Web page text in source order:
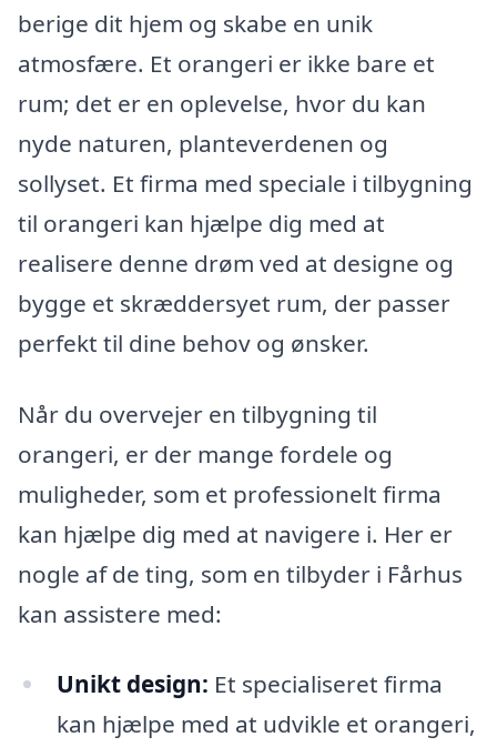
berige dit hjem og skabe en unik
atmosfære. Et orangeri er ikke bare et
rum; det er en oplevelse, hvor du kan
nyde naturen, planteverdenen og
sollyset. Et firma med speciale i tilbygning
til orangeri kan hjælpe dig med at
realisere denne drøm ved at designe og
bygge et skræddersyet rum, der passer
perfekt til dine behov og ønsker.
Når du overvejer en tilbygning til
orangeri, er der mange fordele og
muligheder, som et professionelt firma
kan hjælpe dig med at navigere i. Her er
nogle af de ting, som en tilbyder i Fårhus
kan assistere med:
Unikt design: Et specialiseret firma
kan hjælpe med at udvikle et orangeri,